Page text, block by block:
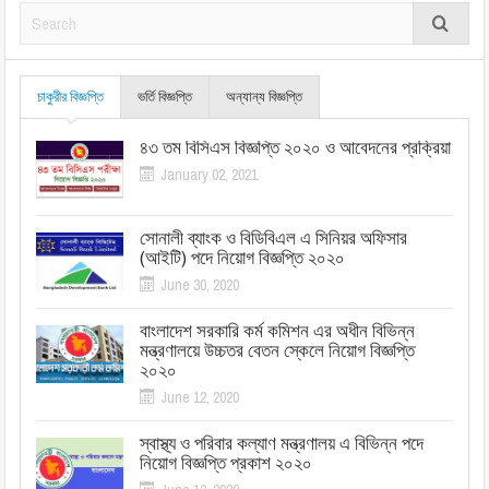
চাকুরীর বিজ্ঞপ্তি ভর্তি বিজ্ঞপ্তি অন্যান্য বিজ্ঞপ্তি
৪৩ তম বিসিএস বিজ্ঞপ্তি ২০২০ ও আবেদনের প্রক্রিয়া
January 02, 2021
সোনালী ব্যাংক ও বিডিবিএল এ সিনিয়র অফিসার
(আইটি) পদে নিয়োগ বিজ্ঞপ্তি ২০২০
June 30, 2020
বাংলাদেশ সরকারি কর্ম কমিশন এর অধীন বিভিন্ন
মন্ত্রণালয়ে উচ্চতর বেতন স্কেলে নিয়োগ বিজ্ঞপ্তি
২০২০
June 12, 2020
স্বাস্থ্য ও পরিবার কল্যাণ মন্ত্রণালয় এ বিভিন্ন পদে
নিয়োগ বিজ্ঞপ্তি প্রকাশ ২০২০